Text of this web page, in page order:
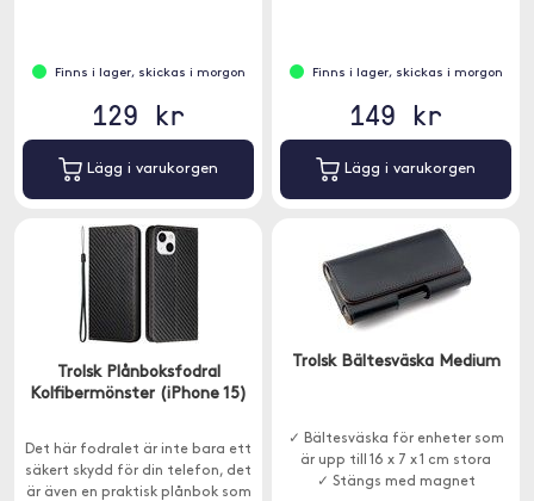
Finns i lager, skickas i morgon
129 kr
Lägg i varukorgen
Finns i lager, skickas i morgon
149 kr
Lägg i varukorgen
Trolsk Plånboksfodral
Kolfibermönster (iPhone 15)
Det här fodralet är inte bara ett
säkert skydd för din telefon, det
är även en praktisk plånbok som
Trolsk Bältesväska Medium
✓ Bältesväska för enheter som
är upp till 16 x 7 x 1 cm stora
✓ Stängs med magnet